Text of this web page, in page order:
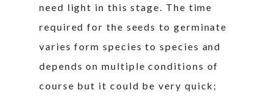
need light in this stage. The time
required for the seeds to germinate
varies form species to species and
depends on multiple conditions of
course but it could be very quick;